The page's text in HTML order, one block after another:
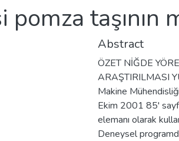
taşının
Abstract
ÖZET NİĞDE
ARAŞTIRILMASI
Makine
Ekim 2001 85'
elemanı olarak
Deneysel